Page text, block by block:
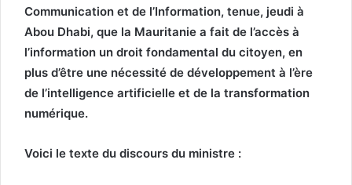
Communication et de l’Information, tenue, jeudi à
Abou Dhabi, que la Mauritanie a fait de l’accès à
l’information un droit fondamental du citoyen, en
plus d’être une nécessité de développement à l’ère
de l’intelligence artificielle et de la transformation
numérique.
Voici le texte du discours du ministre :